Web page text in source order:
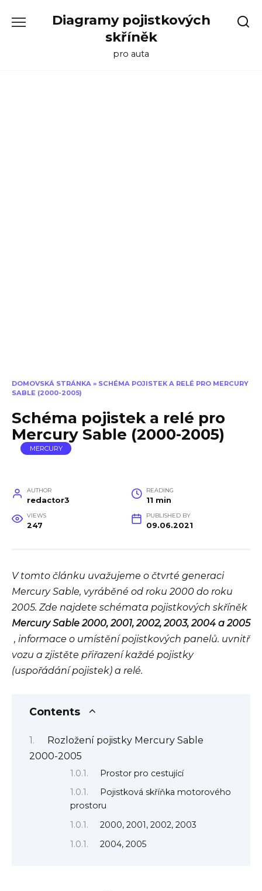
Diagramy pojistkových
skříněk
pro auta
DOMOVSKÁ STRÁNKA » SCHÉMA POJISTEK A RELÉ PRO MERCURY
SABLE (2000-2005)
Schéma pojistek a relé pro
Mercury Sable (2000-2005)
MERCURY
AUTHOR
redactor3
READING
11 min
VIEWS
247
PUBLISHED BY
09.06.2021
V tomto článku uvažujeme o čtvrté generaci
Mercury Sable, vyráběné od roku 2000 do roku
2005. Zde najdete schémata pojistkových skříněk
Mercury Sable 2000, 2001, 2002, 2003, 2004 a 2005
, informace o umístění pojistkových panelů. uvnitř
vozu a zjistěte přiřazení každé pojistky
(uspořádání pojistek) a relé.
Contents
Rozložení pojistky Mercury Sable
2000-2005
Prostor pro cestující
Pojistková skříňka motorového
prostoru
2000, 2001, 2002, 2003
2004, 2005